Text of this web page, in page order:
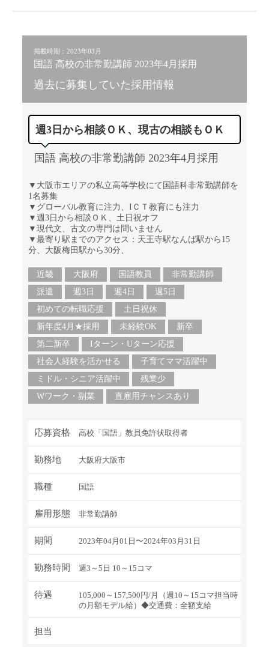
掲載時期：2023年03月
国語 高校の非常勤講師 2023年4月採用
過去に募集していた採用情報
週3日から相談ＯＫ、現古の相談もＯＫ
国語 高校の非常勤講師 2023年4月採用
▼大阪市エリアの私立高等学校にて国語科非常勤講師を
1名募集
▼グローバル教育に注力、IＣＴ教育にも注力
▼週3日から相談ＯＫ、土日祝オフ
▼現代文、古文の専門は問いません
▼最寄り駅までのアクセス：天王寺駅なんば駅から15
分、大阪梅田駅から30分、
近畿 大阪府 国語教員
非常勤講師
派遣
週3日 週4日
週5日
初めての転職応援
土日祝休
新年度4月★採用
未経験OK
新卒
第二新卒
Iターン・Uターン応援
社会人経験を活かせる
子育てママ活躍中
ミドル・シニア活躍中
残業少
Wワーク・副業
直雇用チャンスあり
応募資格 高校「国語」教員免許状取得者
勤務地 大阪府大阪市
職種 国語
雇用形態 非常勤講師
期間 2023年04月01日〜2024年03月31日
勤務時間 週3～5日 10～15コマ
待遇
105,000～157,500円/月（週10～15コマ担当時
の月額モデル給）◆交通費：全額支給
担当